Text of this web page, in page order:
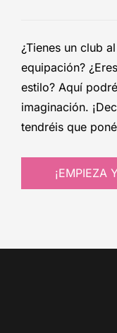
¿Tienes un club
equipación?
estilo? Aquí
imaginación.
tendréis que
¡EMPIEZA